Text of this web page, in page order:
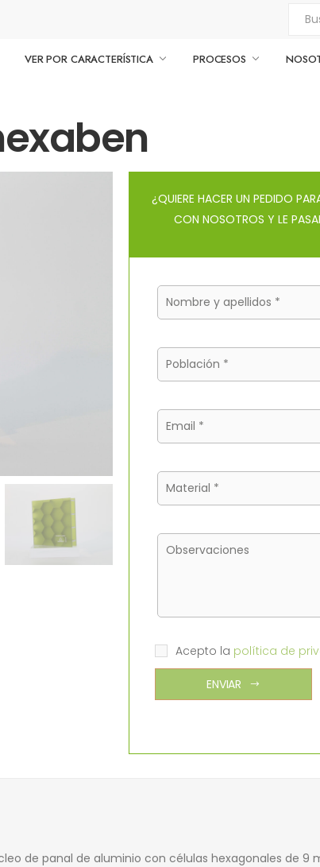
VER POR CARACTERÍSTICA PROCESOS
¿QUIERE HACER UN PEDIDO
CON NOSOTROS Y LE
Acepto la política de
ENVIAR
de panal de aluminio con células hexagonales de